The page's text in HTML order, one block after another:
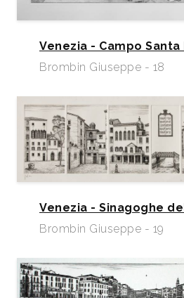
Venezia - Campo
Brombin Giuseppe - 18
Venezia - Sinagoghe
Brombin Giuseppe - 19